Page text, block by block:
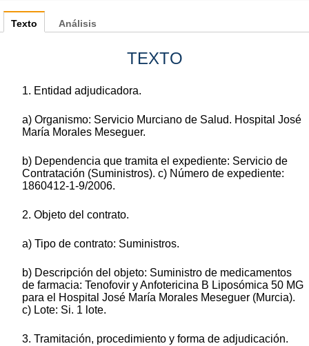
Texto
TEXTO
1. Entidad adjudicadora.
a) Organismo: Servicio Murciano de Salud. Hospital José
María Morales Meseguer.
b) Dependencia que tramita el expediente: Servicio de
Contratación (Suministros). c) Número de expediente:
1860412-1-9/2006.
2. Objeto del contrato.
a) Tipo de contrato: Suministros.
b) Descripción del objeto: Suministro de medicamentos
de farmacia: Tenofovir y Anfotericina B Liposómica 50 MG
para el Hospital José María Morales Meseguer (Murcia).
c) Lote: Si. 1 lote.
3. Tramitación, procedimiento y forma de adjudicación.
Análisis